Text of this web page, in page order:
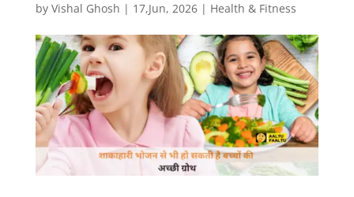
by Vishal Ghosh | 17,Jun, 2026| Health & Fitness